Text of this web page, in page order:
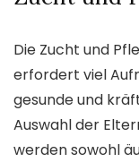
Die Zucht und
erfordert viel
gesunde und
Auswahl der
werden sowohl